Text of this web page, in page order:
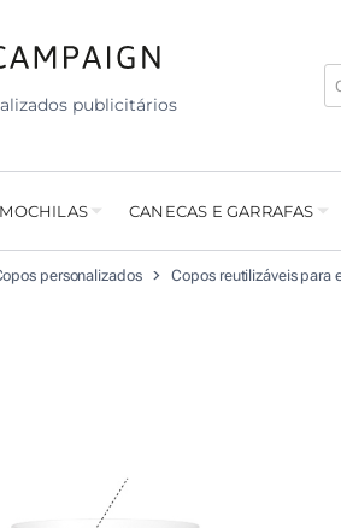
publicitários
CANECAS E GARRAFAS
personalizados Copos reutilizáveis para